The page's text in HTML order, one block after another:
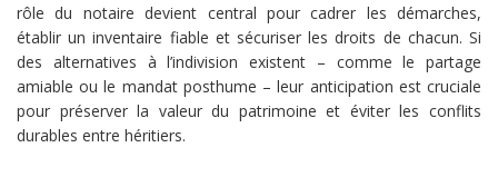
rôle du notaire devient central pour cadrer les démarches,
établir un inventaire fiable et sécuriser les droits de chacun. Si
des alternatives à l’indivision existent – comme le partage
amiable ou le mandat posthume – leur anticipation est cruciale
pour préserver la valeur du patrimoine et éviter les conflits
durables entre héritiers.